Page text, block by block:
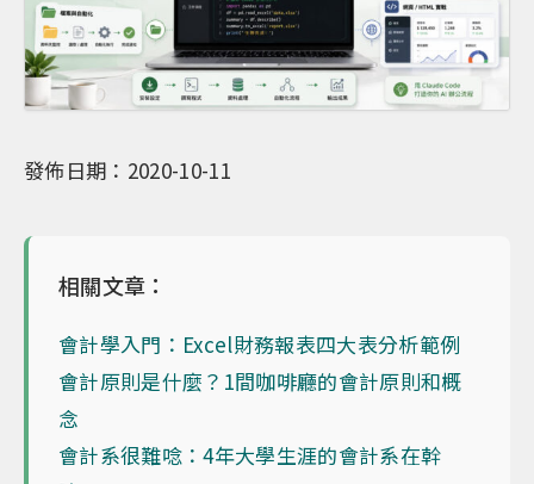
發佈日期：2020-10-11
相關文章：
會計學入門：Excel財務報表四大表分析範例
會計原則是什麼？1間咖啡廳的會計原則和概
念
會計系很難唸：4年大學生涯的會計系在幹